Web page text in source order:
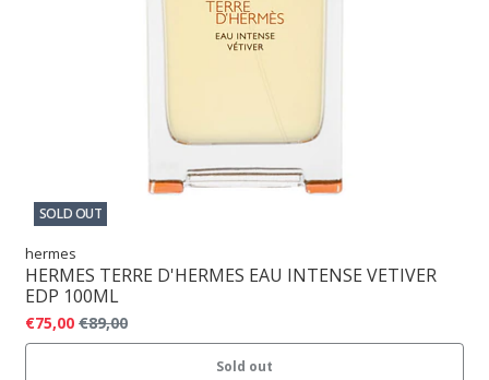
SOLD OUT
hermes
HERMES TERRE D'HERMES EAU INTENSE VETIVER
EDP 100ML
€75,00 €89,00
Sold out